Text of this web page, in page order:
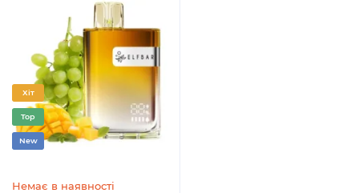
Хіт
Top
New
Немає в наявності